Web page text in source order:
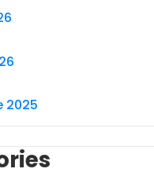
2025